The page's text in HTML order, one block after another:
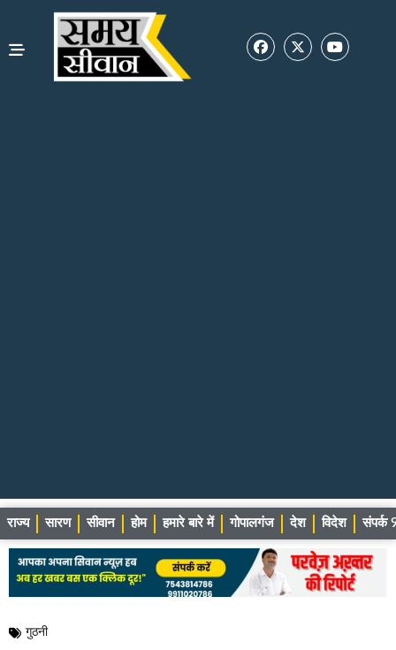
राज्य सारण सीवान होम हमारे बारे में गोपालगंज देश विदेश संपर्क
गुठनी